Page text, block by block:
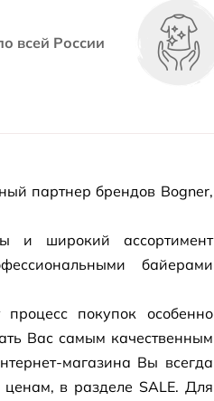
всей России
партнер брендов Bogner,
и широкий ассортимент
байерами
покупок особенно
Вас самым качественным
магазина Вы всегда
в разделе SALE. Для